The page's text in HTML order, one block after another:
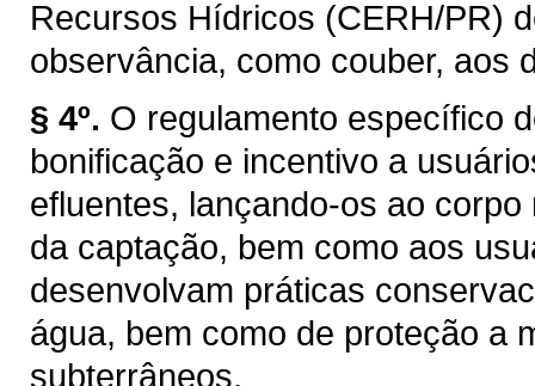
Recursos Hídricos (CERH/PR)
observância, como couber, aos
§ 4º. O regulamento específico
bonificação e incentivo a
efluentes, lançando-os ao
da captação, bem como aos
desenvolvam práticas
água, bem como de proteção a
subterrâneos.